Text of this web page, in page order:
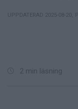
UPPDATERAD 2025-08-20
2 min läsning